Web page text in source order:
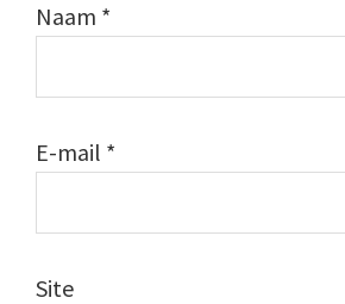
Naam *
E-mail *
Site